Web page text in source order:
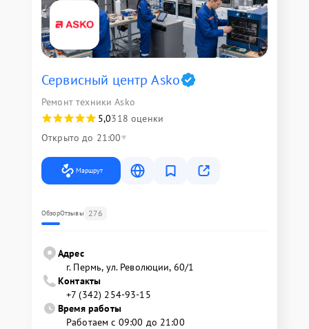
Сервисный центр Asko
Ремонт техники Asko
5,0318 оценки
Открыто до 21:00
Маршрут
ОбзорОтзывы 276
Адрес
г. Пермь, ул. ​Революции, 60/1
Контакты
+7 (342) 254-93-15
Время работы
Работаем с 09:00 до 21:00